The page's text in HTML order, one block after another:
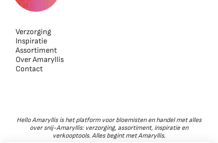
Verzorging
Inspiratie
Assortiment
Over Amaryllis
Contact
Hello Amaryllis is het platform voor bloemisten en handel met alles
over snij-Amaryllis: verzorging, assortiment, inspiratie en
verkooptools. Alles begint met Amaryllis.